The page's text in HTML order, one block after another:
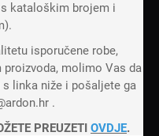
kataloškim brojem i
isporučene robe,
molimo Vas da
linka niže i pošaljete ga
.
PREUZETI OVDJE.